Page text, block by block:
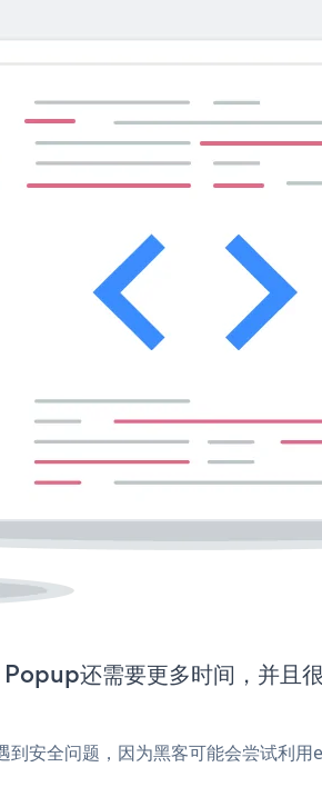
还需要更多时间，并且
到安全问题，因为黑客可能会尝试利